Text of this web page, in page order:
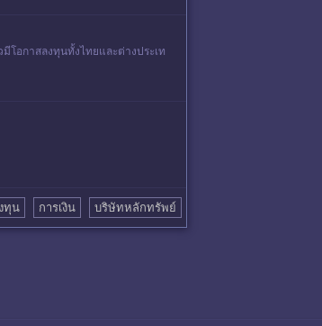
โอกาสลงทุนทั้งไทยและต่างประเท
ทุน การเงิน บริษัทหลักทรัพย์